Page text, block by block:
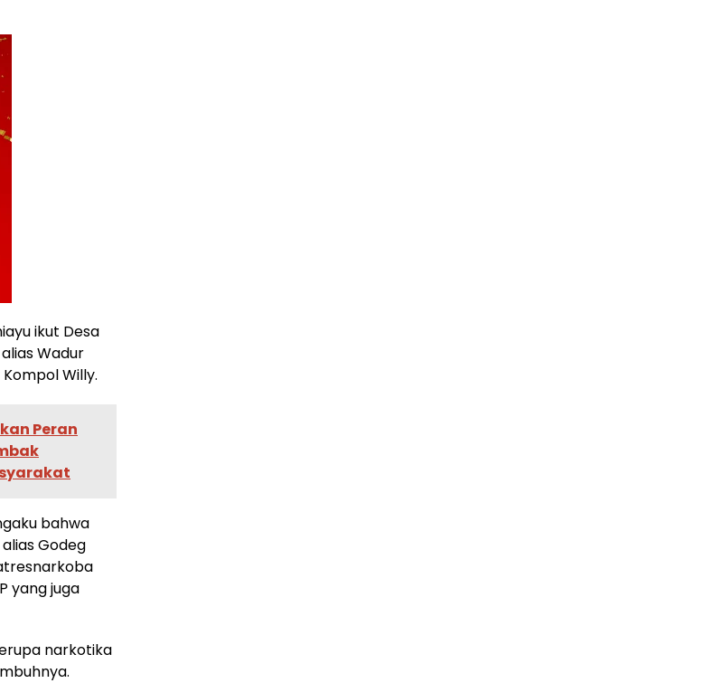
ikut Desa
Wadur
Willy.
Peran
bahwa
Godeg
yang juga
narkotika